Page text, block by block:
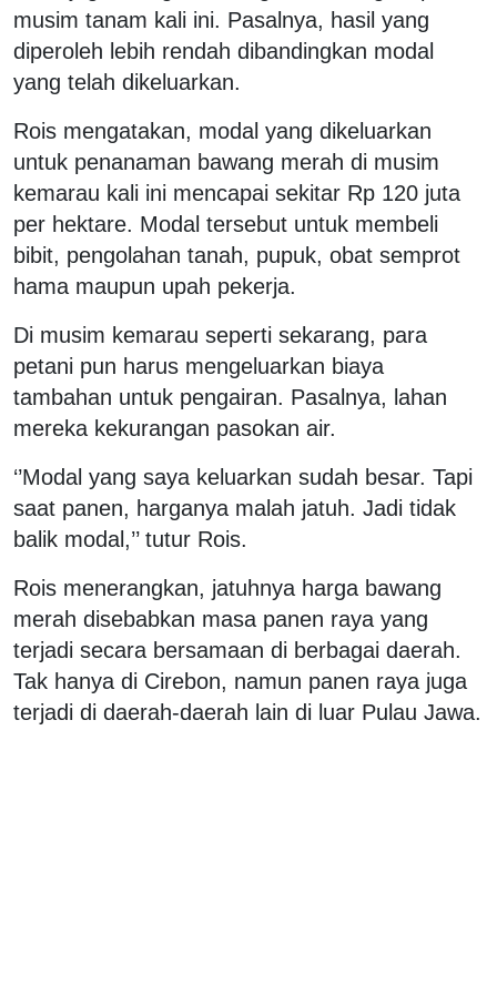
musim tanam kali ini. Pasalnya, hasil yang
diperoleh lebih rendah dibandingkan modal
yang telah dikeluarkan.
Rois mengatakan, modal yang dikeluarkan
untuk penanaman bawang merah di musim
kemarau kali ini mencapai sekitar Rp 120 juta
per hektare. Modal tersebut untuk membeli
bibit, pengolahan tanah, pupuk, obat semprot
hama maupun upah pekerja.
Di musim kemarau seperti sekarang, para
petani pun harus mengeluarkan biaya
tambahan untuk pengairan. Pasalnya, lahan
mereka kekurangan pasokan air.
‘’Modal yang saya keluarkan sudah besar. Tapi
saat panen, harganya malah jatuh. Jadi tidak
balik modal,’’ tutur Rois.
Rois menerangkan, jatuhnya harga bawang
merah disebabkan masa panen raya yang
terjadi secara bersamaan di berbagai daerah.
Tak hanya di Cirebon, namun panen raya juga
terjadi di daerah-daerah lain di luar Pulau Jawa.